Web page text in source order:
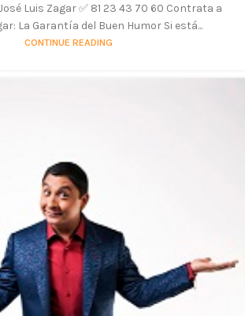
Luis Zagar ✅ 81 23 43 70 60 Contrata a
La Garantía del Buen Humor Si está...
CONTINUE READING